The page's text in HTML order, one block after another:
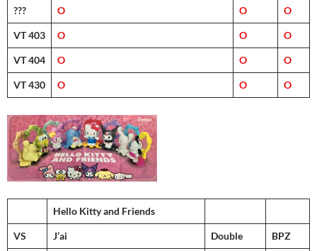
??? O O O
VT 403 O O O
VT 404 O O O
VT 430 O O O
Hello Kitty and Friends
VS J’ai Double BPZ